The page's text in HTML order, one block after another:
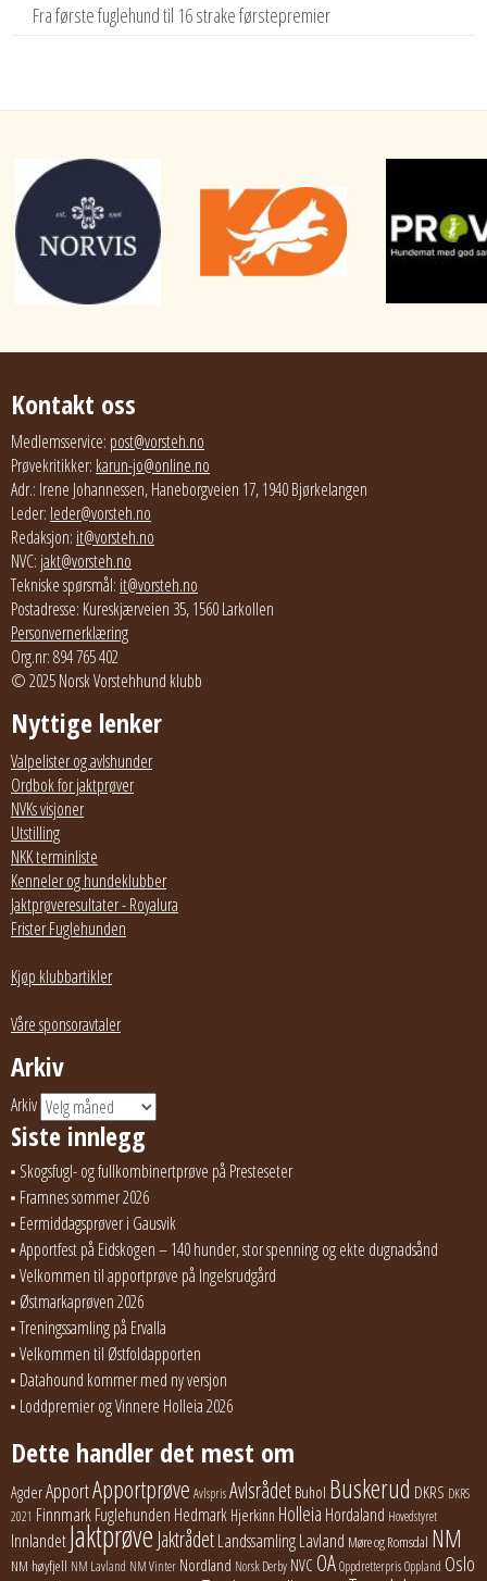
Fra første fuglehund til 16 strake førstepremier
Kontakt oss
Medlemsservice: post@vorsteh.no
Prøvekritikker: karun-jo@online.no
Adr.: Irene Johannessen, Haneborgveien 17, 1940 Bjørkelangen
Leder: leder@vorsteh.no
Redaksjon: it@vorsteh.no
NVC: jakt@vorsteh.no
Tekniske spørsmål: it@vorsteh.no
Postadresse: Kureskjærveien 35, 1560 Larkollen
Personvernerklæring
Org.nr: 894 765 402
© 2025 Norsk Vorstehhund klubb
Nyttige lenker
Valpelister og avlshunder
Ordbok for jaktprøver
NVKs visjoner
Utstilling
NKK terminliste
Kenneler og hundeklubber
Jaktprøveresultater - Royalura
Frister Fuglehunden
Kjøp klubbartikler
Våre sponsoravtaler
Arkiv
Arkiv
Siste innlegg
Skogsfugl- og fullkombinertprøve på Presteseter
Framnes sommer 2026
Eermiddagsprøver i Gausvik
Apportfest på Eidskogen – 140 hunder, stor spenning og ekte dugnadsånd
Velkommen til apportprøve på Ingelsrudgård
Østmarkaprøven 2026
Treningssamling på Ervalla
Velkommen til Østfoldapporten
Datahound kommer med ny versjon
Loddpremier og Vinnere Holleia 2026
Dette handler det mest om
AgderApportApportprøve AvlsprisAvlsrådet Buhol Buskerud DKRS DKRS
2021 FinnmarkFuglehunden Hedmark Hjerkinn Holleia Hordaland Hovedstyret
InnlandetJaktprøve JaktrådetLandssamlingLavland Møre og Romsdal NM
NM høyfjell NM Lavland NM Vinter Nordland Norsk Derby NVC OAOppdretterprisOppland Oslo